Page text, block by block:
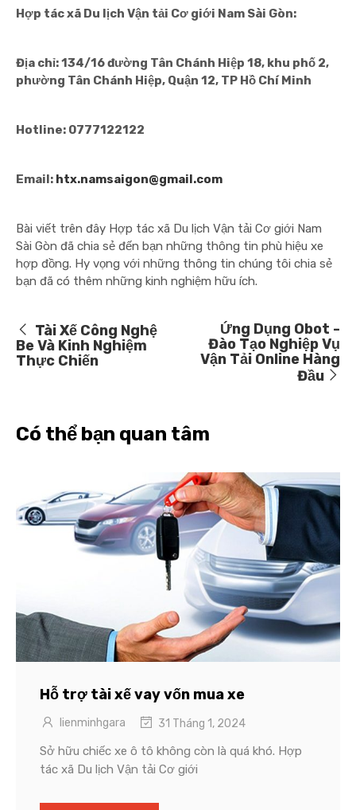
Hợp tác xã Du lịch Vận tải Cơ giới Nam Sài Gòn:
Địa chỉ: 134/16 đường Tân Chánh Hiệp 18, khu phố 2,
phường Tân Chánh Hiệp, Quận 12, TP Hồ Chí Minh
Hotline: 0777122122
Email: htx.namsaigon@gmail.com
Bài viết trên đây Hợp tác xã Du lịch Vận tải Cơ giới Nam
Sài Gòn đã chia sẻ đến bạn những thông tin phù hiệu xe
hợp đồng. Hy vọng với những thông tin chúng tôi chia sẻ
bạn đã có thêm những kinh nghiệm hữu ích.
Tài Xế Công Nghệ
Be Và Kinh Nghiệm
Thực Chiến
Ứng Dụng Obot -
Đào Tạo Nghiệp Vụ
Vận Tải Online Hàng
Đầu
Có thể bạn quan tâm
Hỗ trợ tài xế vay vốn mua xe
lienminhgara 31 Tháng 1, 2024
Sở hữu chiếc xe ô tô không còn là quá khó. Hợp
tác xã Du lịch Vận tải Cơ giới